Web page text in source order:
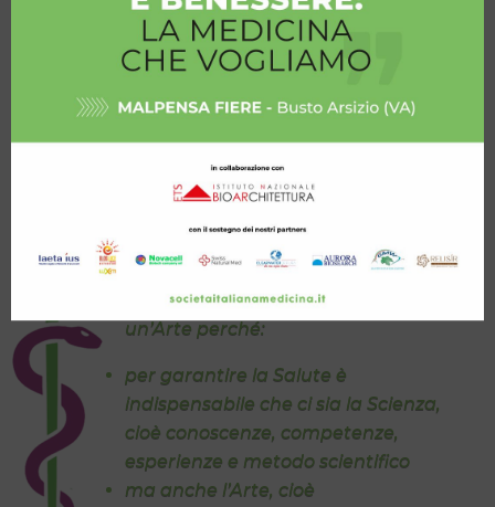
(Statuto SIM – art. 1)
La Medicina è sia una Scienza, sia
un’Arte perché:
per garantire la Salute è
indispensabile che ci sia la Scienza,
cioè conoscenze, competenze,
esperienze e metodo scientifico
ma anche l’Arte, cioè